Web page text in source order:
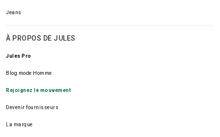
Jeans
À PROPOS DE JULES
Jules Pro
Blog mode Homme
Rejoignez le mouvement
Devenir fournisseurs
La marque